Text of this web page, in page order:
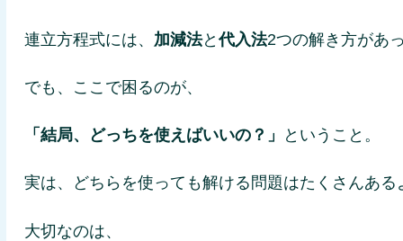
連立方程式には、 加減法と代入法2つの解き方があ
でも、ここで困るのが、
「結局、どっちを使えばいいの？」 ということ。
実は、どちらを使っても解ける問題はたくさんある
大切なのは、